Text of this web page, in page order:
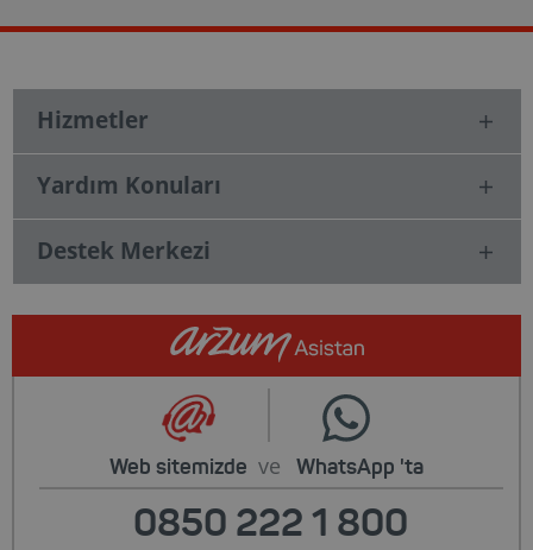
Hizmetler
Yardım Konuları
Destek Merkezi
Web sitemizde ve WhatsApp 'ta
0850 222 1 800